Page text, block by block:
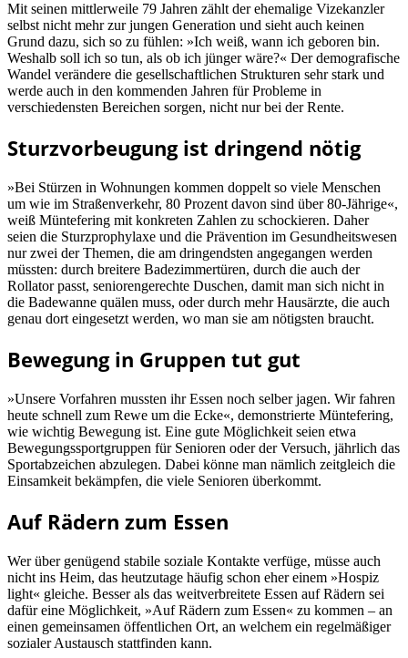
Mit seinen mittlerweile 79 Jahren zählt der ehemalige Vizekanzler
selbst nicht mehr zur jungen Generation und sieht auch keinen
Grund dazu, sich so zu fühlen: »Ich weiß, wann ich geboren bin.
Weshalb soll ich so tun, als ob ich jünger wäre?« Der demografische
Wandel verändere die gesellschaftlichen Strukturen sehr stark und
werde auch in den kommenden Jahren für Probleme in
verschiedensten Bereichen sorgen, nicht nur bei der Rente.
Sturzvorbeugung ist dringend nötig
»Bei Stürzen in Wohnungen kommen doppelt so viele Menschen
um wie im Straßenverkehr, 80 Prozent davon sind über 80-Jährige«,
weiß Müntefering mit konkreten Zahlen zu schockieren. Daher
seien die Sturzprophylaxe und die Prävention im Gesundheitswesen
nur zwei der Themen, die am dringendsten angegangen werden
müssten: durch breitere Badezimmertüren, durch die auch der
Rollator passt, seniorengerechte Duschen, damit man sich nicht in
die Badewanne quälen muss, oder durch mehr Hausärzte, die auch
genau dort eingesetzt werden, wo man sie am nötigsten braucht.
Bewegung in Gruppen tut gut
»Unsere Vorfahren mussten ihr Essen noch selber jagen. Wir fahren
heute schnell zum Rewe um die Ecke«, demonstrierte Müntefering,
wie wichtig Bewegung ist. Eine gute Möglichkeit seien etwa
Bewegungssportgruppen für Senioren oder der Versuch, jährlich das
Sportabzeichen abzulegen. Dabei könne man nämlich zeitgleich die
Einsamkeit bekämpfen, die viele Senioren überkommt.
Auf Rädern zum Essen
Wer über genügend stabile soziale Kontakte verfüge, müsse auch
nicht ins Heim, das heutzutage häufig schon eher einem »Hospiz
light« gleiche. Besser als das weitverbreitete Essen auf Rädern sei
dafür eine Möglichkeit, »Auf Rädern zum Essen« zu kommen – an
einen gemeinsamen öffentlichen Ort, an welchem ein regelmäßiger
sozialer Austausch stattfinden kann.